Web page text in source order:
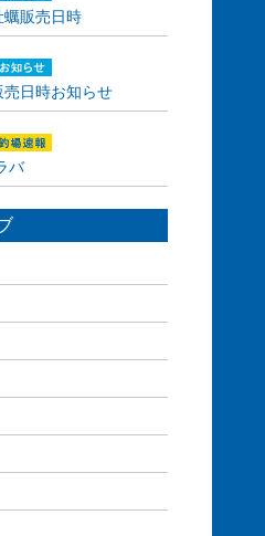
販売日時
日時お知らせ
バ